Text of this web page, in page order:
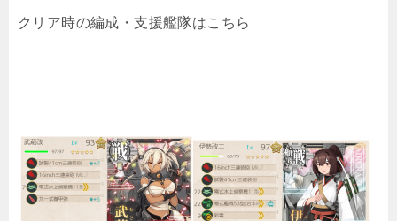
クリア時の編成・支援艦隊はこちら